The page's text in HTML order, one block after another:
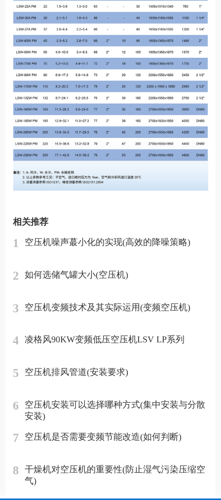
相关推荐
1 空压机噪声蕞小化的实现(高效的降噪策略)
2 如何选储气罐大小(空压机)
3 空压机变频技术及其实际运用(变频空压机)
4 凌格风90KW变频低压空压机LSV LP系列
5 空压机排风管道(安装要求)
6
空压机安装可以选择哪种方式(集中安装与分散
安装)
7 空压机是否需要变频节能改造(如何判断)
8
干燥机对空压机的重要性(防止湿气污染压缩空
气)